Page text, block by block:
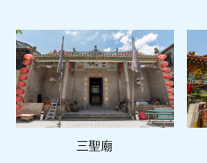
閱讀更多
三聖廟